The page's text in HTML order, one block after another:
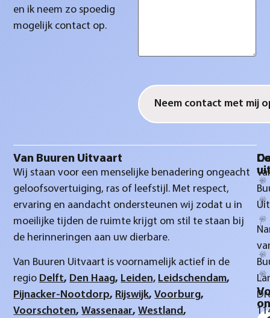
en ik neem zo spoedig
mogelijk contact op.
Van Buuren Uitvaart
Wij staan voor een menselijke benadering ongeacht
geloofsovertuiging, ras of leefstijl. Met respect,
ervaring en aandacht ondersteunen wij zodat u in
moeilijke tijden de ruimte krijgt om stil te staan bij
de herinneringen aan uw dierbare.
Van Buuren Uitvaart is voornamelijk actief in de
regio Delft, Den Haag, Leiden, Leidschendam,
Pijnacker-Nootdorp, Rijswijk,Voorburg,
Voorschoten,Wassenaar,Westland,